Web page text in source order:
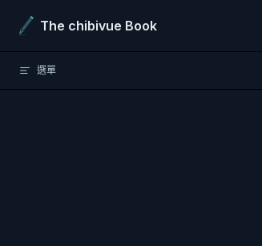
Skip to content
The chibivue Book
選單